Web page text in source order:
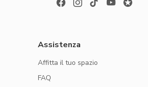
Assistenza
Affitta il tuo spazio
FAQ